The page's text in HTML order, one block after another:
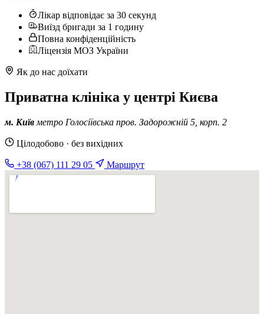
Лікар відповідає за 30 секунд
Виїзд бригади за 1 годину
Повна конфіденційність
Ліцензія МОЗ України
Як до нас доїхати
Приватна клініка у центрі Києва
м. Київ метро Голосіївська пров. Задорожній 5, корп. 2
Цілодобово · без вихідних
+38 (067) 111 29 05 Маршрут